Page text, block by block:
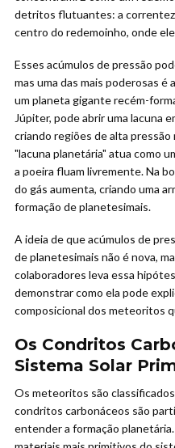
detritos flutuantes: a
centro do redemoinho, onde
Esses acúmulos de pressão
mas uma das mais poderosas
um planeta gigante recém-
Júpiter, pode abrir uma lacuna
criando regiões de alta pressão
"lacuna planetária" atua como
a poeira fluam livremente. Na
do gás aumenta, criando uma
formação de planetesimais.
A ideia de que acúmulos de
de planetesimais não é nova,
colaboradores leva essa
demonstrar como ela pode
composicional dos meteoritos
Os Condritos
Sistema Solar
Os meteoritos são
condritos carbonáceos são
entender a formação